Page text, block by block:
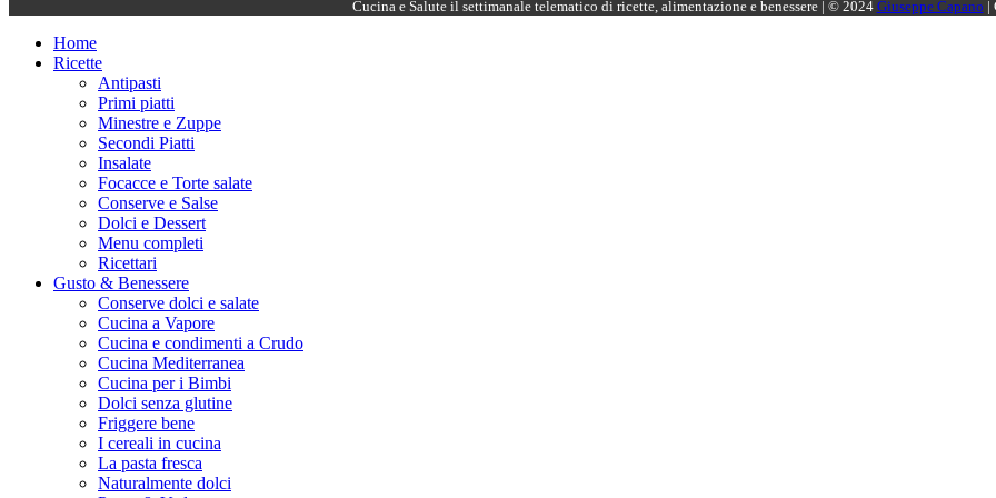
Cucina e Salute il settimanale telematico di ricette, alimentazione e benessere | © 2024 Giuseppe Capano |
Home
Ricette
Antipasti
Primi piatti
Minestre e Zuppe
Secondi Piatti
Insalate
Focacce e Torte salate
Conserve e Salse
Dolci e Dessert
Menu completi
Ricettari
Gusto & Benessere
Conserve dolci e salate
Cucina a Vapore
Cucina e condimenti a Crudo
Cucina Mediterranea
Cucina per i Bimbi
Dolci senza glutine
Friggere bene
I cereali in cucina
La pasta fresca
Naturalmente dolci